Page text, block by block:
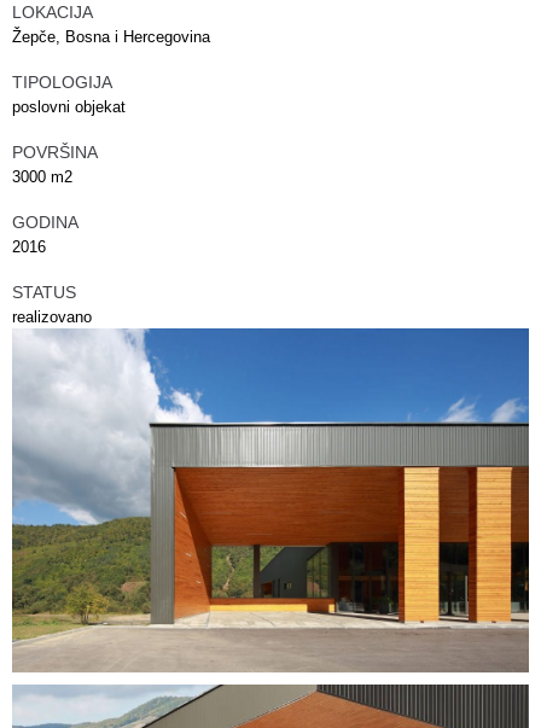
LOKACIJA
Žepče, Bosna i Hercegovina
TIPOLOGIJA
poslovni objekat
POVRŠINA
3000 m2
GODINA
2016
STATUS
realizovano